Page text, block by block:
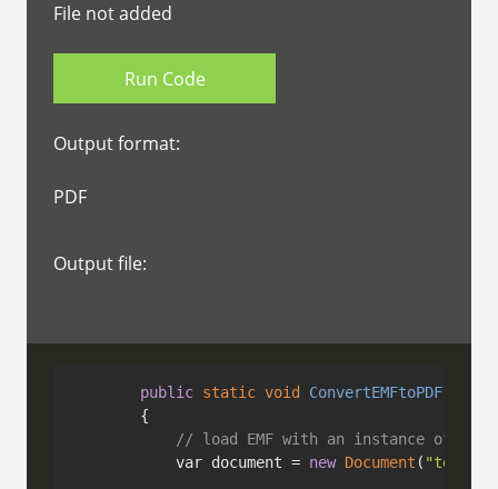
File not added
Output format:
PDF
Output file:
public static void ConvertEMFtoPDF
{
// load EMF with an
            var document =
new Document (